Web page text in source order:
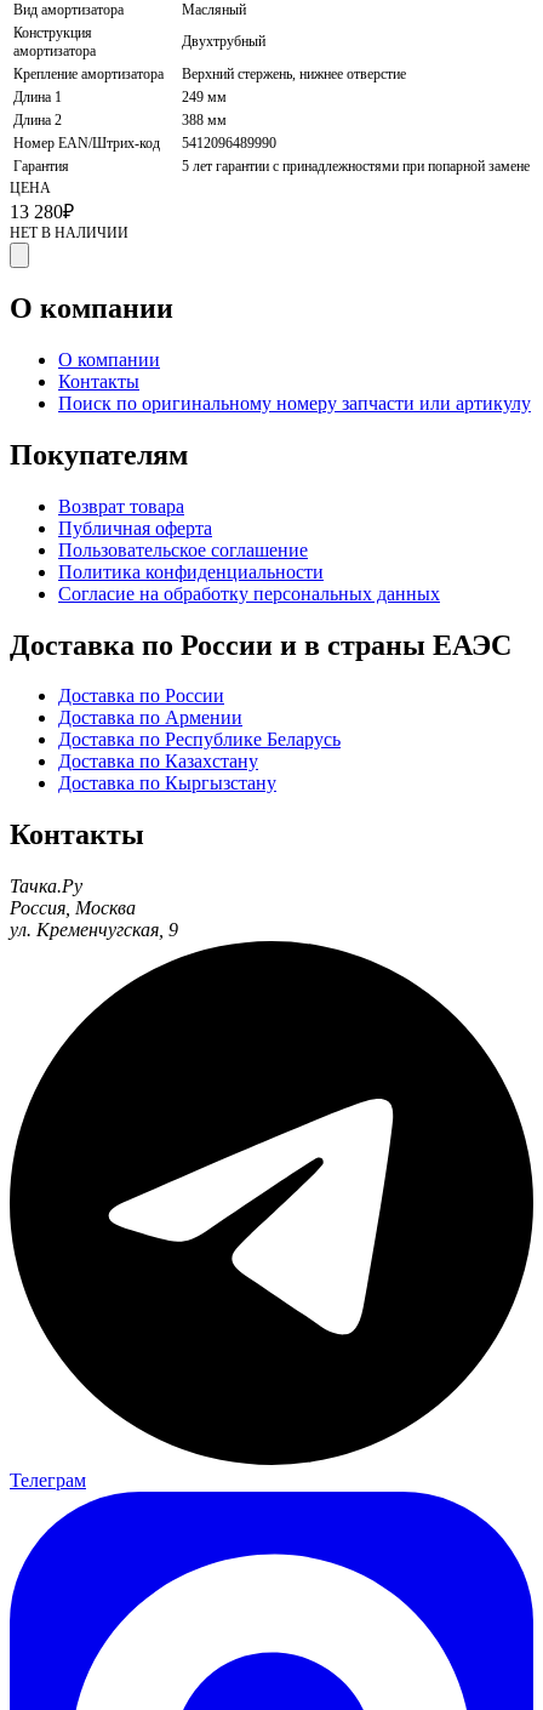
Вид амортизатора
Масляный
Конструкция
амортизатора
Двухтрубный
Крепление амортизатора
Верхний стержень, нижнее отверстие
Длина 1
249 мм
Длина 2
388 мм
Номер EAN/Штрих-код
5412096489990
Гарантия
5 лет гарантии с принадлежностями при попарной замене
ЦЕНА
13 280₽
НЕТ В НАЛИЧИИ
О компании
О компании
Контакты
Поиск по оригинальному номеру запчасти или артикулу
Покупателям
Возврат товара
Публичная оферта
Пользовательское соглашение
Политика конфиденциальности
Согласие на обработку персональных данных
Доставка по России и в страны ЕАЭС
Доставка по России
Доставка по Армении
Доставка по Республике Беларусь
Доставка по Казахстану
Доставка по Кыргызстану
Контакты
Тачка.Ру
Россия Москва
ул. Кременчугская, 9
Телеграм